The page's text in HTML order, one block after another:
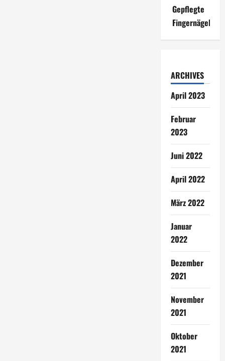
Gepflegte
Fingernägel
ARCHIVES
April 2023
Februar
2023
Juni 2022
April 2022
März 2022
Januar
2022
Dezember
2021
November
2021
Oktober
2021